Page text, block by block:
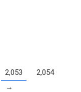
2,053
2,054
→